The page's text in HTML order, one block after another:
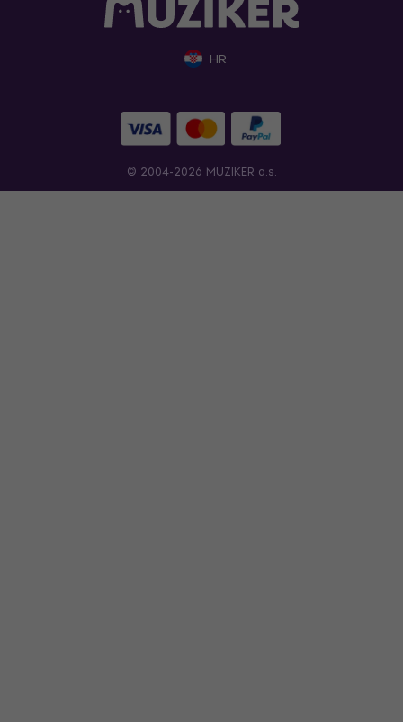
HR
© 2004-2026 MUZIKER a.s.